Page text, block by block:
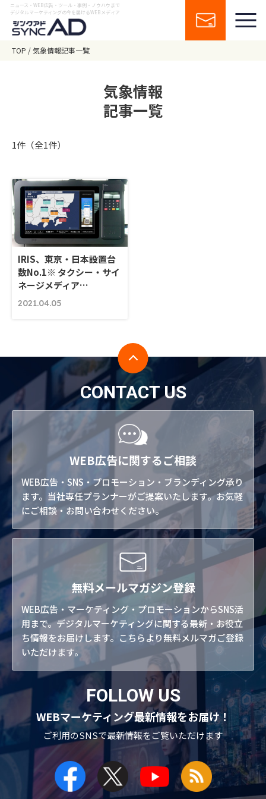
ニュース・WEB広告・ツール・事例・ノウハウまで
デジタルマーケティングの今を届けるWEBメディア
TOP 気象情報記事一覧
気象情報
記事一覧
1件（全1件）
IRIS、東京・日本設置台
数No.1※ タクシー・サイ
ネージメディア…
2021.04.05
CONTACT US
WEB広告に関するご相談
WEB広告・SNS・プロモーション・ブランディング承り
ます。当社専任プランナーがご提案いたします。お気軽
にご相談・お問い合わせください。
無料メールマガジン登録
WEB広告・マーケティング・プロモーションからSNS活
用まで。デジタルマーケティングに関する最新・お役立
ち情報をお届けします。こちらより無料メルマガご登録
いただけます。
FOLLOW US
WEBマーケティング最新情報をお届け！
ご利用のSNSで最新情報をご覧いただけます